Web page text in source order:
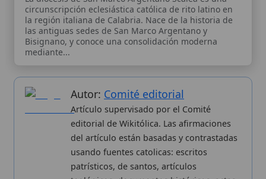
del artículo están basadas y contrastadas
usando fuentes catolicas: escritos
patrísticos, de santos, artículos
teológicos, documentos históricos, actas
de concilios, encíclicas, fuentes
Wikitólica © 2026. Enciclopedia del patrimonio doctrinal,
histórico y litúrgico de la Iglesia Católica. Parte de la red formativa
Custodio Animae
analíticas anónimas. LicenciaCC BY-SA(texto). Editado en
Valencia, España.ISSN: 3101-7339. Bajo el patrocinio de San